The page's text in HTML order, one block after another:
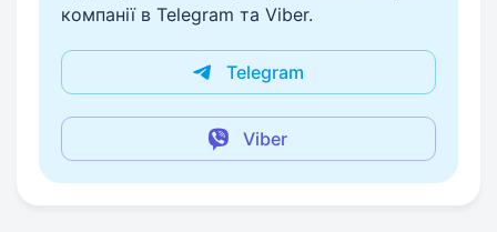
компанії в Telegram та Viber.
Telegram
Viber